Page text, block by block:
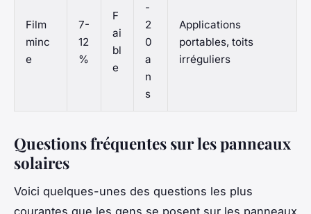
Film
minc
e
7-
12
%
F
ai
bl
e
-
2
0
a
n
s
Applications
portables, toits
irréguliers
Questions fréquentes sur les panneaux
solaires
Voici quelques-unes des questions les plus
courantes que les gens se posent sur les panneaux